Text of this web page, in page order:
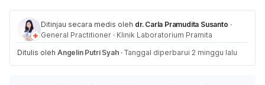
Ditinjau secara medis oleh dr. Carla Pramudita Susanto ·
General Practitioner · Klinik Laboratorium Pramita
Ditulis oleh Angelin Putri Syah · Tanggal diperbarui 2 minggu lalu